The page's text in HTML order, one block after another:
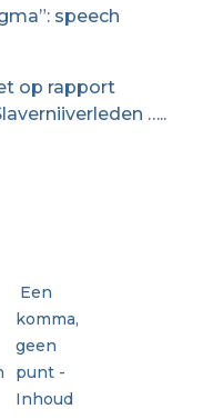
speech
op rapport
…..
Een
komma,
geen
punt -
Inhoud